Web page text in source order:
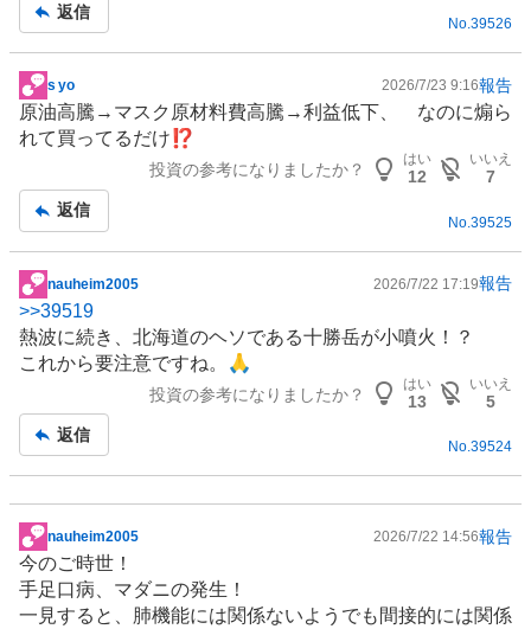
事
返信
No.39526
掲
示
板
s yo 2026/7/23 9:16報告
原油高騰→マスク原材料費高騰→利益低下、 なのに煽ら
れて買ってるだけ⁉️
投資の参考になりましたか？
はい
12
いいえ
7
返信
No. 39525
掲
示
板
記
nauheim2005 2026/7/22 17:19報告
>>39519
熱波に続き、北海道のヘソである十勝岳が小噴火！？
これから要注意ですね。🙏
投資の参考になりましたか？
はい
13
いいえ
5
返信
No.39524
掲
示
板
nauheim2005 2026/7/22 14:56報告
今のご時世！
手足口病、マダニの発生！
一見すると、肺機能には関係ないようでも間接的には関係